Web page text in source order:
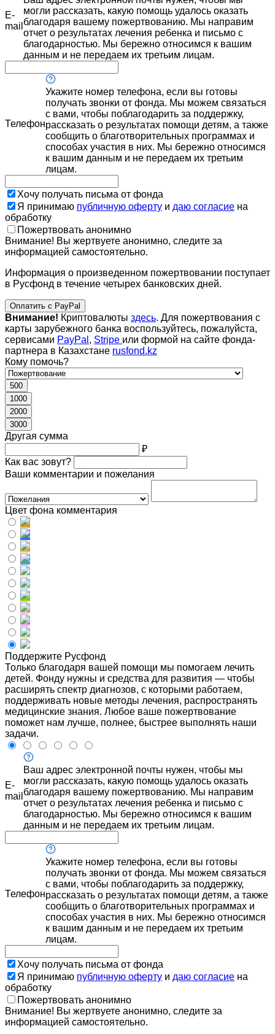
E-
mail
могли рассказать, какую помощь удалось оказать
благодаря вашему пожертвованию. Мы направим
отчет о результатах лечения ребенка и письмо с
благодарностью. Мы бережно относимся к вашим
данным и не передаем их третьим лицам.
Телефон
Укажите номер телефона, если вы готовы
получать звонки от фонда. Мы можем связаться
с вами, чтобы поблагодарить за поддержку,
рассказать о результатах помощи детям, а также
сообщить о благотворительных программах и
способах участия в них. Мы бережно относимся
к вашим данным и не передаем их третьим
лицам.
Хочу получать письма от фонда
Я принимаю публичную оферту и даю согласие на
обработку
Пожертвовать анонимно
Внимание! Вы жертвуете анонимно, следите за
информацией самостоятельно.
Информация о произведенном пожертвовании поступает
в Русфонд в течение четырех банковских дней.
Оплатить с PayPal
Внимание! Криптовалюты здесь. Для пожертвования с
карты зарубежного банка воспользуйтесь, пожалуйста,
сервисами PayPal , Stripe или формой на сайте фонда-
партнера в Казахстане rusfond.kz
Кому помочь?
500
1000
2000
3000
Другая сумма
₽
Как вас зовут?
Ваши комментарии и пожелания
Цвет фона комментария
Поддержите Русфонд
Только благодаря вашей помощи мы помогаем лечить
детей. Фонду нужны и средства для развития — чтобы
расширять спектр диагнозов, с которыми работаем,
поддерживать новые методы лечения, распространять
медицинские знания. Любое ваше пожертвование
поможет нам лучше, полнее, быстрее выполнять наши
задачи.
E-
mail
Ваш адрес электронной почты нужен, чтобы мы
могли рассказать, какую помощь удалось оказать
благодаря вашему пожертвованию. Мы направим
отчет о результатах лечения ребенка и письмо с
благодарностью. Мы бережно относимся к вашим
данным и не передаем их третьим лицам.
Телефон
Укажите номер телефона, если вы готовы
получать звонки от фонда. Мы можем связаться
с вами, чтобы поблагодарить за поддержку,
рассказать о результатах помощи детям, а также
сообщить о благотворительных программах и
способах участия в них. Мы бережно относимся
к вашим данным и не передаем их третьим
лицам.
Хочу получать письма от фонда
Я принимаю публичную оферту и даю согласие на
обработку
Пожертвовать анонимно
Внимание! Вы жертвуете анонимно, следите за
информацией самостоятельно.